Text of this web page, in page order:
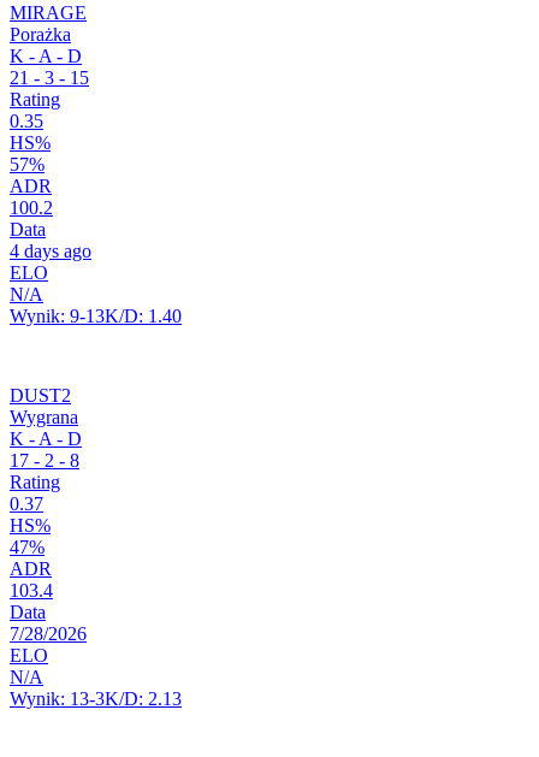
MIRAGE
Porażka
K - A - D
21 - 3 - 15
Rating
0.35
HS%
57%
ADR
100.2
Data
4 days ago
ELO
N/A
Wynik: 9-13K/D: 1.40
DUST2
Wygrana
K - A - D
17 - 2 - 8
Rating
0.37
HS%
47%
ADR
103.4
Data
7/28/2026
ELO
N/A
Wynik: 13-3K/D: 2.13